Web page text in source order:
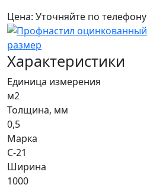
Цена: Уточняйте по телефону
Характеристики
Единица измерения
м2
Толщина, мм
0,5
Марка
С-21
Ширина
1000